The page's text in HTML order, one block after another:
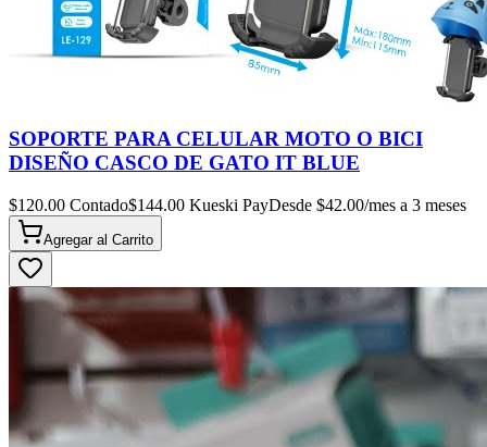
SOPORTE PARA CELULAR MOTO O BICI
DISEÑO CASCO DE GATO IT BLUE
$120.00 Contado$144.00 Kueski PayDesde $42.00/mes a 3 meses
Agregar al Carrito